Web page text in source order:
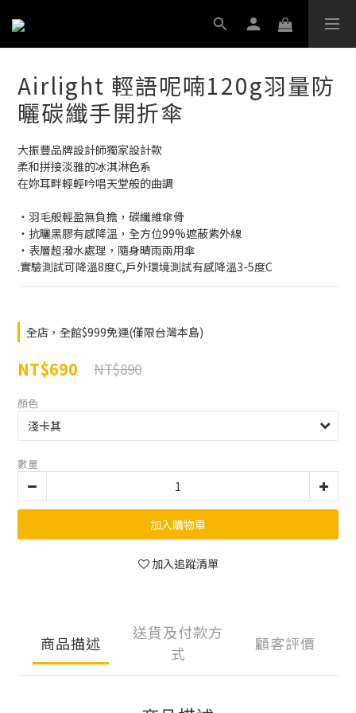
Airlight 輕語呢喃120g羽量防
曬碳纖手開折傘
大振豐品牌設計師獨家設計款
柔和拼接淡雅的冰淇淋色系
在妳耳畔輕輕吟唱天堂般的曲調
‧羽毛般輕盈無負擔，碳纖維傘骨
‧抗曬黑膠有感降溫，全方位99%遮蔽紫外線
‧表層超潑水處理，隨身晴雨兩用傘
.實驗測試可降溫8度C,戶外環境測試有感降溫3-5度C
全店，全館$999免運(僅限台灣本島)
NT$690 NT$890
顏色
數量
加入購物車
加入追蹤清單
商品描述
送貨及付款方
式
顧客評價